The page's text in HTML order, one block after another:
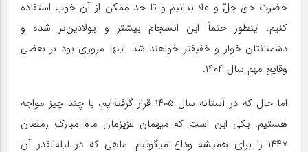
حضرت حق جلّ و علا بدانیم و تا حد ممکن از آن خوب استفاده
کنیم. اینطور حتماً این انسجام بیشتر و پولادین‌تر شده و
دشمنانتان خوار و خفیفتر خواهند شد. اینها مروری بود بر بعضی
وقایع مهم سال ۱۴۰۴.
اما حال که در آستانه سال ۱۴۰۵ قرار گرفته‌ایم، با چند چیز مواجه
هستیم. یکی این است که میهمان عزیزمان ماه مبارک رمضان
۱۴۴۷ را برای همیشه وداع میگوئیم. ماهی که در لیله‌القدر آن